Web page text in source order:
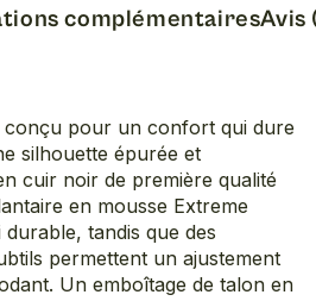
complémentairesAvis
conçu pour un confort qui dure
silhouette épurée et
cuir noir de première qualité
en mousse Extreme
tandis que des
permettent un ajustement
Un emboîtage de talon en